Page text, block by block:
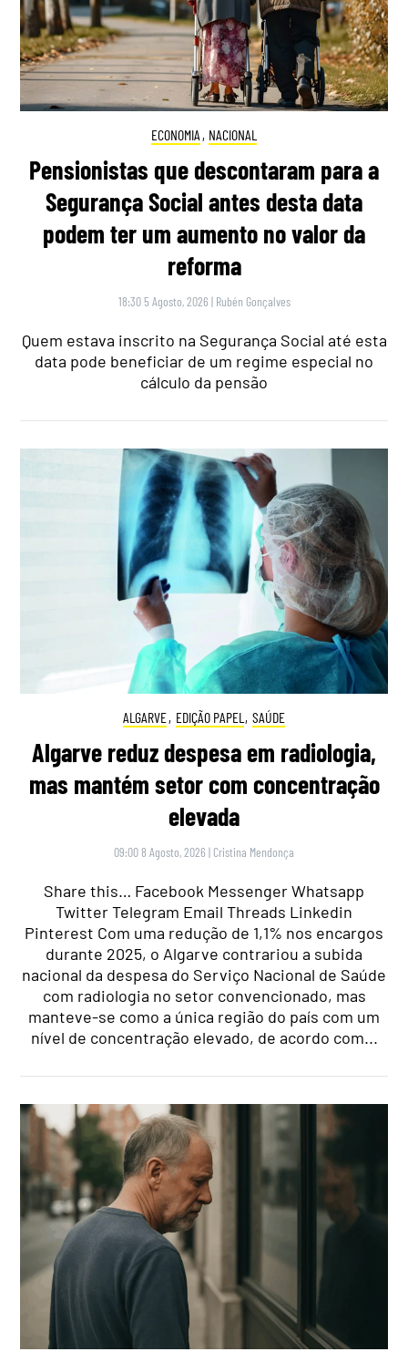
ECONOMIA , NACIONAL
Pensionistas que descontaram para a
Segurança Social antes desta data
podem ter um aumento no valor da
reforma
18:30 5 Agosto, 2026 | Rubén Gonçalves
Quem estava inscrito na Segurança Social até esta
data pode beneficiar de um regime especial no
cálculo da pensão
ALGARVE, EDIÇÃO PAPEL , SAÚDE
Algarve reduz despesa em radiologia,
mas mantém setor com concentração
elevada
09:00 8 Agosto, 2026 | Cristina Mendonça
Share this… Facebook Messenger Whatsapp
Twitter Telegram Email Threads Linkedin
Pinterest Com uma redução de 1,1% nos encargos
durante 2025, o Algarve contrariou a subida
nacional da despesa do Serviço Nacional de Saúde
com radiologia no setor convencionado, mas
manteve-se como a única região do país com um
nível de concentração elevado, de acordo com...